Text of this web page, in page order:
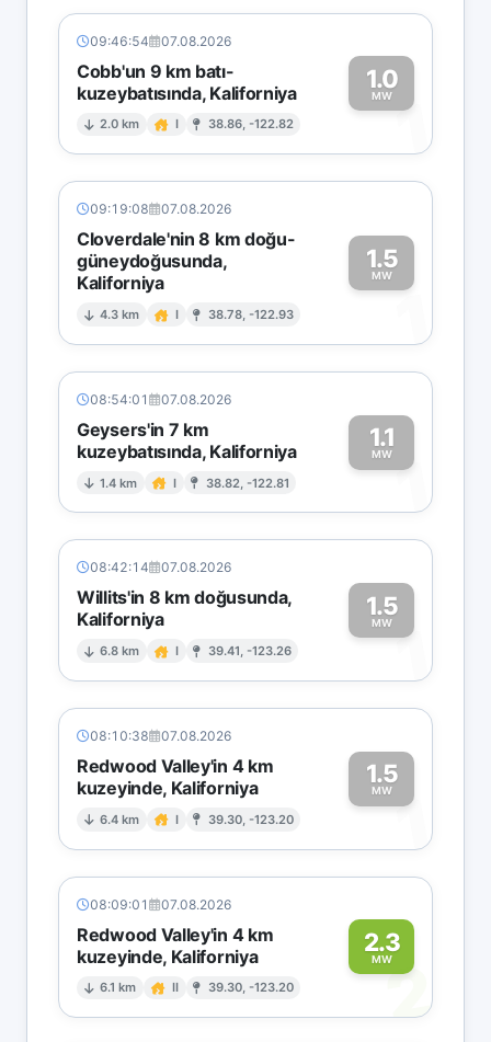
09:46:54 07.08.2026
Cobb'un 9 km batı-
kuzeybatısında, Kaliforniya
2.0 km I 38.86, -122.82
1.0
MW1
09:19:08 07.08.2026
Cloverdale'nin 8 km doğu-
güneydoğusunda,
Kaliforniya
4.3 km I 38.78, -122.93
1.5
MW
1
08:54:01 07.08.2026
Geysers'in 7 km
kuzeybatısında, Kaliforniya
1.4 km I 38.82, -122.81
1.1
MW1
08:42:14 07.08.2026
Willits'in 8 km doğusunda,
Kaliforniya
6.8 km I 39.41, -123.26
1.5
MW1
08:10:38 07.08.2026
Redwood Valley'in 4 km
kuzeyinde, Kaliforniya
6.4 km I 39.30, -123.20
1.5
MW1
08:09:01 07.08.2026
Redwood Valley'in 4 km
kuzeyinde, Kaliforniya
6.1 km II 39.30, -123.20
2.3
MW2